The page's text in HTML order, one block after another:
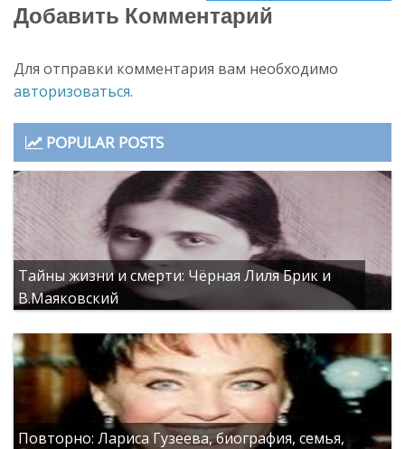
Добавить Комментарий
Для отправки комментария вам необходимо
авторизоваться.
POPULAR POSTS
Тайны жизни и смерти: Чёрная Лиля Брик и
В.Маяковский
Повторно: Лариса Гузеева, биография, семья,